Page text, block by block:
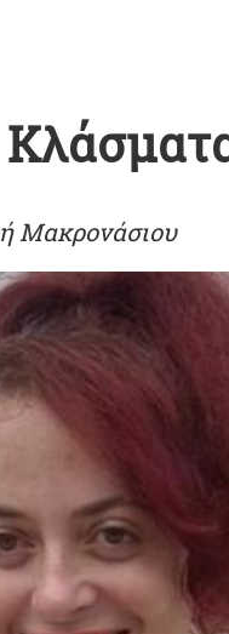
Μακρονάσιου